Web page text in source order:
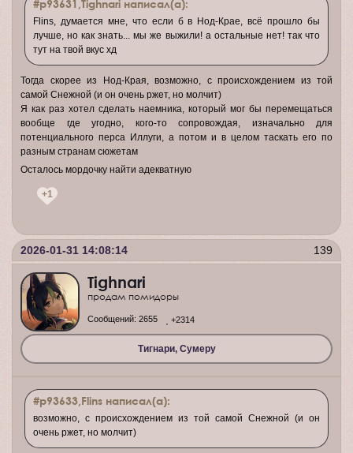
#p93631,Tighnari написал(а):
Flins, думается мне, что если б в Нод-Крае, всё прошло бы
лучше, но как знать... мы же выжили! а остальные нет! так что
тут на твой вкус хд
Тогда скорее из Нод-Края, возможно, с происхождением из той
самой Снежной (и он очень ржет, но молчит)
Я как раз хотел сделать наемника, который мог бы перемещаться
вообще где угодно, кого-то сопровождая, изначально для
потенциального перса Иллуги, а потом и в целом таскать его по
разным странам сюжетам
Осталось мордочку найти адекватную
+1
139
2026-01-31 14:08:14
Tighnari
продам помидоры
Тигнари, Сумеру
Сообщений: 2655 +2314
#p93633,Flins написал(а):
возможно, с происхождением из той самой Снежной (и он
очень ржет, но молчит)